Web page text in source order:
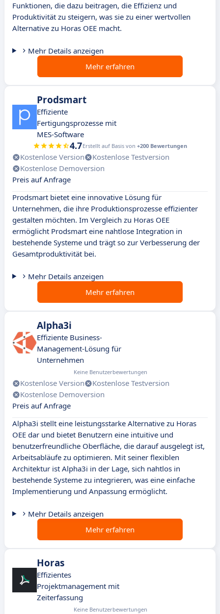
Funktionen, die dazu beitragen, die Effizienz und
Produktivität zu steigern, was sie zu einer wertvollen
Alternative zu Horas OEE macht.
Mehr Details anzeigen
Mehr erfahren
Prodsmart
Effiziente
Fertigungsprozesse mit
MES-Software
4.7Erstellt auf Basis von +200 Bewertungen
Kostenlose Version
Kostenlose Testversion
Kostenlose Demoversion
Preis auf Anfrage
Prodsmart bietet eine innovative Lösung für
Unternehmen, die ihre Produktionsprozesse effizienter
gestalten möchten. Im Vergleich zu Horas OEE
ermöglicht Prodsmart eine nahtlose Integration in
bestehende Systeme und trägt so zur Verbesserung der
Gesamtproduktivität bei.
Mehr Details anzeigen
Mehr erfahren
Alpha3i
Effiziente Business-
Management-Lösung für
Unternehmen
Keine Benutzerbewertungen
Kostenlose Version
Kostenlose Testversion
Kostenlose Demoversion
Preis auf Anfrage
Alpha3i stellt eine leistungsstarke Alternative zu Horas
OEE dar und bietet Benutzern eine intuitive und
benutzerfreundliche Oberfläche, die darauf ausgelegt ist,
Arbeitsabläufe zu optimieren. Mit seiner flexiblen
Architektur ist Alpha3i in der Lage, sich nahtlos in
bestehende Systeme zu integrieren, was eine einfache
Implementierung und Anpassung ermöglicht.
Mehr Details anzeigen
Mehr erfahren
Horas
Effizientes
Projektmanagement mit
Zeiterfassung
Keine Benutzerbewertungen